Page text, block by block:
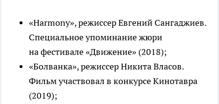
«Harmony», режиссер Евгений Сангаджиев.
Специальное упоминание жюри
на фестивале «Движение» (2018);
«Болванка», режиссер Никита Власов.
Фильм участвовал в конкурсе Кинотавра
(2019);